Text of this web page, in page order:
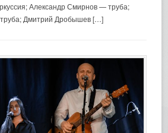
Александр Смирнов — труба;
Дмитрий Дробышев […]